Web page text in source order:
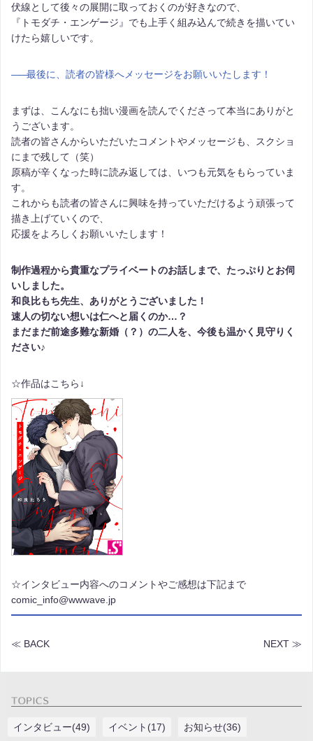
伏線として後々の展開に取っておくのが好きなので、
『トモダチ・エンゲージ』でも上手く組み込んで続きを描いてい
けたら嬉しいです。
――最後に、読者の皆様へメッセージをお願いいたします！
まずは、こんなにも拙い漫画を読んでくださって本当にありがと
うございます。
読者の皆さんからいただいたコメントやメッセージも、スクショ
にまで残して（笑）
原稿が辛くなった時に読み返しては、いつも元気をもらっていま
す。
これからも読者の皆さんに興味を持っていただけるよう頑張って
描き上げていくので、
応援をよろしくお願いいたします！
制作過程から貴重なプライベートのお話しまで、たっぷりとお伺
いしました。
和良比もち先生、ありがとうございました！
速人の切ない想いは仁へと届くのか…？
まだまだ前途多難な新婚（？）の二人を、今後も温かく見守りく
ださい♪
☆作品はこちら↓
☆インタビュー内容へのコメントやご感想は下記まで
comic_info@wwwave.jp
≪ BACK NEXT ≫
インタビュー(49) イベント(17) お知らせ(36)